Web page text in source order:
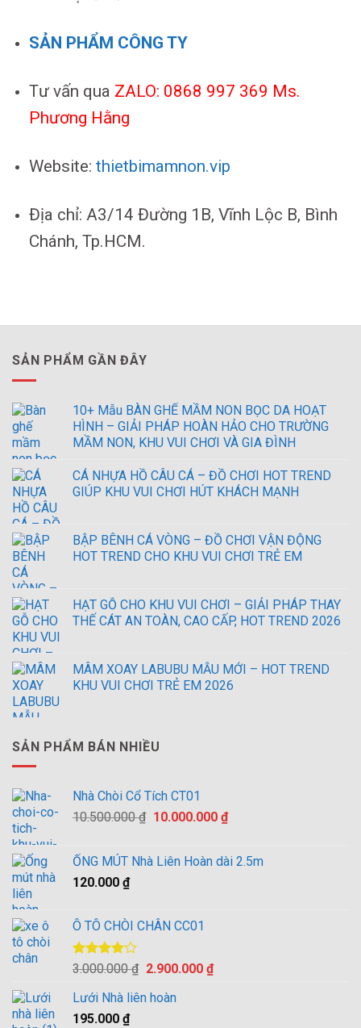
SẢN PHẨM CÔNG TY
Tư vấn qua ZALO: 0868 997 369 Ms.
Phương Hằng
Website: thietbimamnon.vip
Địa chỉ: A3/14 Đường 1B, Vĩnh Lộc B, Bình
Chánh, Tp.HCM.
SẢN PHẨM GẦN ĐÂY
10+ Mẫu BÀN GHẾ MẦM NON BỌC DA HOẠT
HÌNH – GIẢI PHÁP HOÀN HẢO CHO TRƯỜNG
MẦM NON, KHU VUI CHƠI VÀ GIA ĐÌNH
CÁ NHỰA HỒ CÂU CÁ – ĐỒ CHƠI HOT TREND
GIÚP KHU VUI CHƠI HÚT KHÁCH MẠNH
BẬP BÊNH CÁ VÒNG – ĐỒ CHƠI VẬN ĐỘNG
HOT TREND CHO KHU VUI CHƠI TRẺ EM
HẠT GỖ CHO KHU VUI CHƠI – GIẢI PHÁP THAY
THẾ CÁT AN TOÀN, CAO CẤP, HOT TREND 2026
MÂM XOAY LABUBU MẪU MỚI – HOT TREND
KHU VUI CHƠI TRẺ EM 2026
SẢN PHẨM BÁN NHIỀU
Nhà Chòi Cổ Tích CT01
10.500.000₫ Giá
10.500.000 ₫.
10.000.000 ₫Giá
là:
ỐNG MÚT Nhà Liên Hoàn dài 2.5m
120.000 ₫
Ô TÔ CHÒI CHÂN CC01
Được
4.005
sao
3.000.000₫ Giá
là:
2.900.000 ₫Giá
Lưới Nhà liên hoàn
195.000 ₫